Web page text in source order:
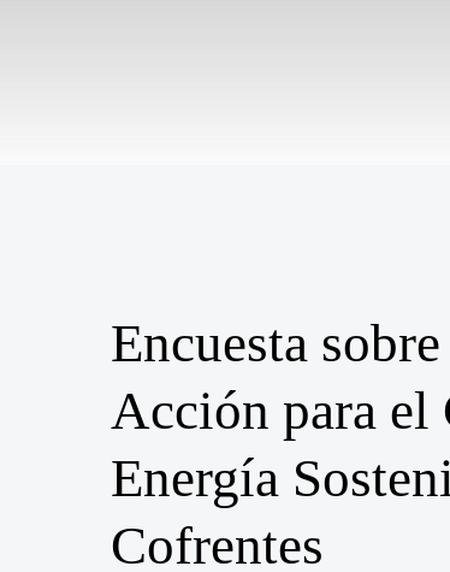
Encuesta
Acción para el
Energía
Cofrentes